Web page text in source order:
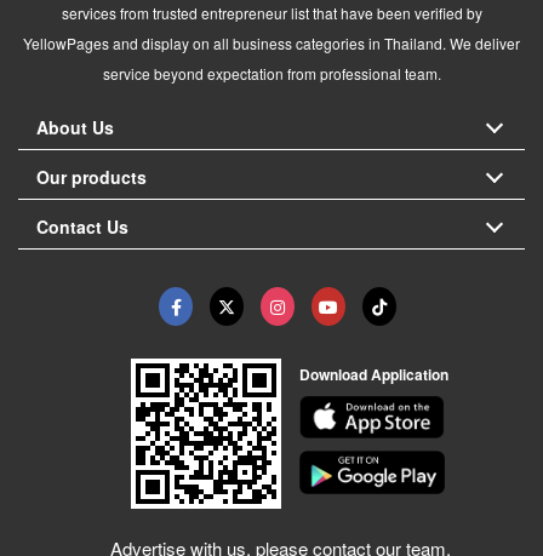
services from trusted entrepreneur list that have been verified by
YellowPages and display on all business categories in Thailand. We deliver
service beyond expectation from professional team.
About Us
Our products
Contact Us
Download Application
Advertise with us, please contact our team.